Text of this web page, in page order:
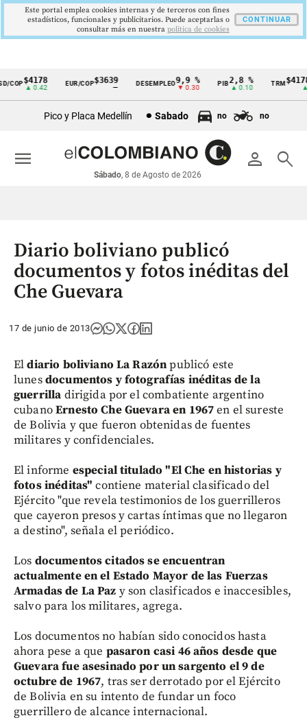
Cintillo
económicos
Colombia
$4178
▲ 0.42
EUR/COP$3639 DESEMPLEO 9,9 %
▼ 0.30
PIB2,8 %
▲ 0.10
TRM
▲
Pico y Placa Medellín Sabado no no
person search
Sábado, 8 de Agosto de 2026
menu
Diario boliviano publicó
documentos y fotos inéditas del
Che Guevara
17 de junio de 2013
Eldiario boliviano La Razónpublicó este
lunesdocumentos y fotografías inéditas de la
guerrilla dirigida por el combatiente argentino
cubanoErnesto Che Guevara en 1967en el sureste
de Bolivia y que fueron obtenidas de fuentes
militares y confidenciales.
El informe especial titulado "El Che en historias y
fotos inéditas" contiene material clasificado del
Ejército "que revela testimonios de los guerrilleros
que cayeron presos y cartas íntimas que no llegaron
a destino", señala el periódico.
Los documentos citados se encuentran
actualmente en el Estado Mayor de las Fuerzas
Armadas de La Paz y son clasificados e inaccesibles,
salvo para los militares, agrega.
Los documentos no habían sido conocidos hasta
ahora pese a que pasaron casi 46 años desde que
Guevara fue asesinado por un sargento el 9 de
octubre de 1967, tras ser derrotado por el Ejército
de Bolivia en su intento de fundar un foco
guerrillero de alcance internacional.
Este portal emplea cookies internas y de terceros con fines
estadísticos, funcionales y publicitarios. Puede aceptarlas o
consultar más en nuestra politica de cookies
CONTINUAR